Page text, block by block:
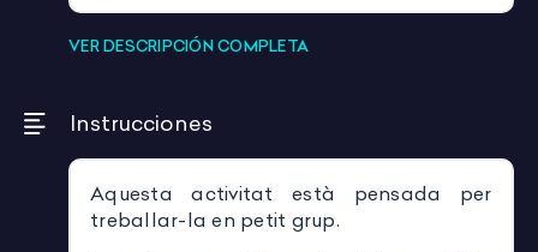
VER DESCRIPCIÓN COMPLETA
Instrucciones
Aquesta activitat està pensada per
treballar-la en petit grup.